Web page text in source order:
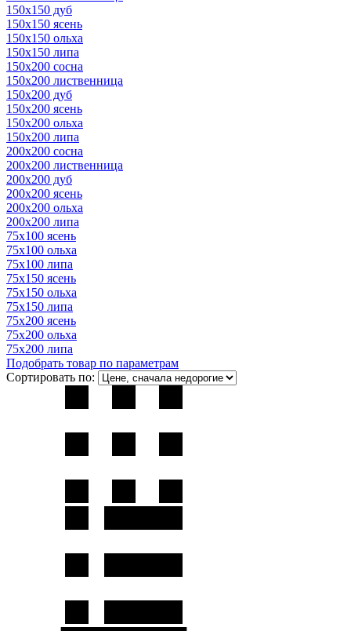
150х150 дуб
150х150 ясень
150х150 ольха
150х150 липа
150х200 сосна
150х200 лиственница
150х200 дуб
150х200 ясень
150х200 ольха
150х200 липа
200х200 сосна
200х200 лиственница
200х200 дуб
200х200 ясень
200х200 ольха
200х200 липа
75х100 ясень
75х100 ольха
75х100 липа
75х150 ясень
75х150 ольха
75х150 липа
75х200 ясень
75х200 ольха
75х200 липа
Подобрать товар по параметрам
Сортировать по: